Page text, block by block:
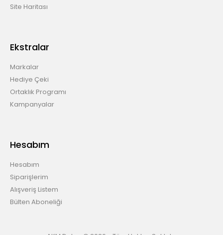
Site Haritası
Ekstralar
Markalar
Hediye Çeki
Ortaklık Programı
Kampanyalar
Hesabım
Hesabım
Siparişlerim
Alışveriş Listem
Bülten Aboneliği